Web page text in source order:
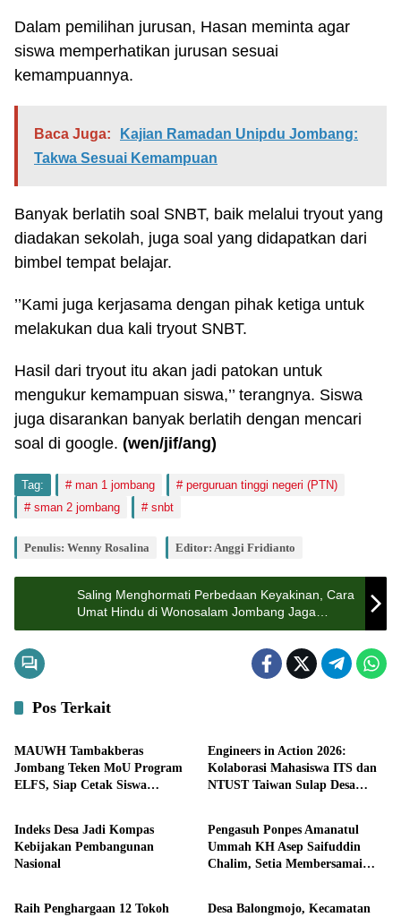
Dalam pemilihan jurusan, Hasan meminta agar
siswa memperhatikan jurusan sesuai
kemampuannya.
Baca Juga:
Kajian Ramadan Unipdu Jombang:
Takwa Sesuai Kemampuan
Banyak berlatih soal SNBT, baik melalui tryout yang
diadakan sekolah, juga soal yang didapatkan dari
bimbel tempat belajar.
’’Kami juga kerjasama dengan pihak ketiga untuk
melakukan dua kali tryout SNBT.
Hasil dari tryout itu akan jadi patokan untuk
mengukur kemampuan siswa,’’ terangnya. Siswa
juga disarankan banyak berlatih dengan mencari
soal di google. (wen/jif/ang)
Tag: man 1 jombang
perguruan tinggi negeri (PTN)
sman 2 jombang
snbt
Penulis: Wenny Rosalina Editor: Anggi Fridianto
Saling Menghormati Perbedaan Keyakinan, Cara
Umat Hindu di Wonosalam Jombang Jaga
Kerukunan Umat Beragama
Pos Terkait
Pendidikan
MAUWH Tambakberas
Jombang Teken MoU Program
ELFS, Siap Cetak Siswa
Engineers in Action 2026:
Kolaborasi Mahasiswa ITS dan
NTUST Taiwan Sulap Desa
Pendidikan
Indeks Desa Jadi Kompas
Kebijakan Pembangunan
Nasional
Pemerintahan
Pengasuh Ponpes Amanatul
Ummah KH Asep Saifuddin
Chalim, Setia Membersamai
Pemerintahan
Raih Penghargaan 12 Tokoh
Pemerintahan
Desa Balongmojo, Kecamatan